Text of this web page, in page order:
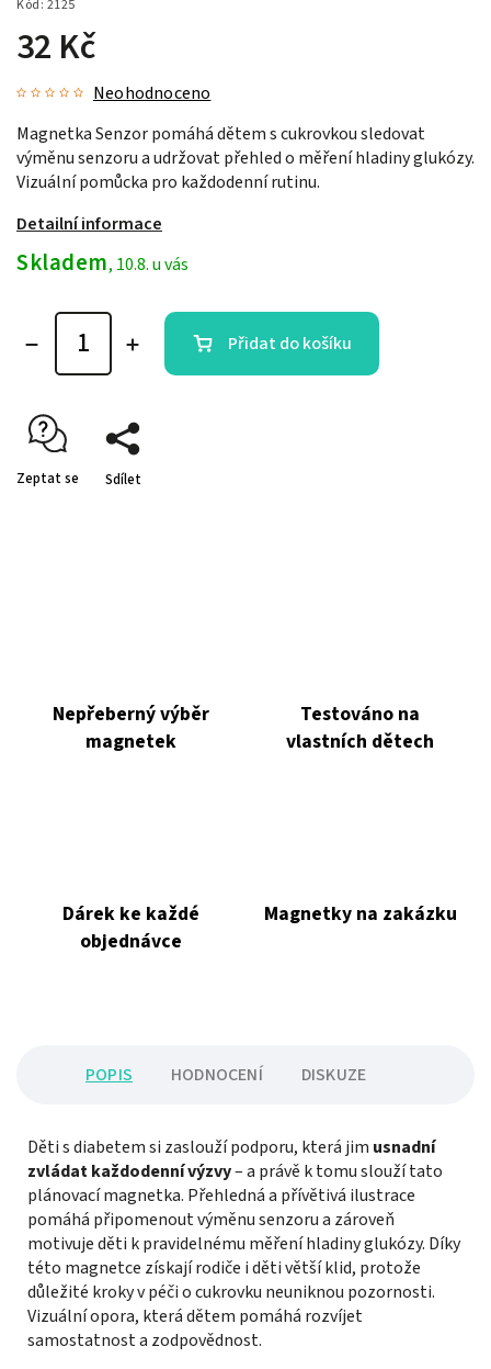
Kód: 2125
32 Kč
Neohodnoceno
Magnetka Senzor pomáhá dětem s cukrovkou sledovat
výměnu senzoru a udržovat přehled o měření hladiny glukózy.
Vizuální pomůcka pro každodenní rutinu.
Detailní informace
Skladem, 10.8. u vás
Přidat do košíku
Zeptat se Sdílet
Nepřeberný výběr
magnetek
Testováno na
vlastních dětech
Dárek ke každé
objednávce
Magnetky na zakázku
POPIS HODNOCENÍ DISKUZE
Děti s diabetem si zaslouží podporu, která jim usnadní
zvládat každodenní výzvy– a právě k tomu slouží tato
plánovací magnetka. Přehledná a přívětivá ilustrace
pomáhá připomenout výměnu senzoru a zároveň
motivuje děti k pravidelnému měření hladiny glukózy. Díky
této magnetce získají rodiče i děti větší klid, protože
důležité kroky v péči o cukrovku neuniknou pozornosti.
Vizuální opora, která dětem pomáhá rozvíjet
samostatnost a zodpovědnost.